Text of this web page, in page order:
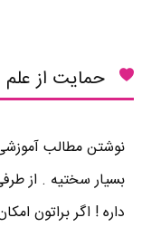
حمایت از علم
نوشتن مطالب
بسیار سختیه . از
داره ! اگر براتون